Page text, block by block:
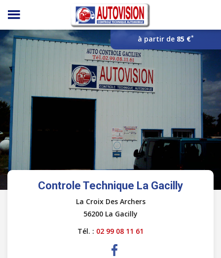
Panneau de gestion des cookies
à partir de 85 €*
Controle Technique La Gacilly
La Croix Des Archers
56200 La Gacilly
Tél. : 02 99 08 11 61